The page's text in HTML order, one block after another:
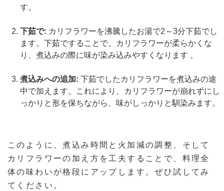
す。
下茹で: カリフラワーを沸騰したお湯で2～3分下茹でし
ます。下茹ですることで、カリフラワーが柔らかくな
り、煮込みの際に味が染み込みやすくなります​ ​。
煮込みへの追加: 下茹でしたカリフラワーを煮込みの途
中で加えます。これにより、カリフラワーが崩れずにし
っかりと形を保ちながら、味がしっかりと馴染みます。
このように、煮込み時間と火加減の調整、そして
カリフラワーの加え方を工夫することで、料理全
体の味わいが格段にアップします。ぜひ試してみ
てください。